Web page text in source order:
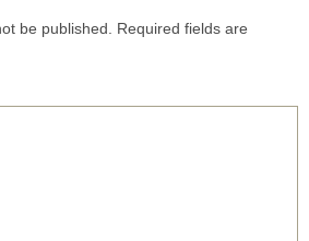
be published.
Required fields are